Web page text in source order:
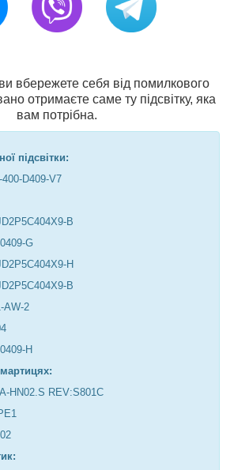
вбережете себя від помилкового
отримаєте саме ту підсвітку, яка
вам потрібна.
підсвітки:
D409-V7
B
G
H
B
AW-2
H
HN02.S REV:S801C